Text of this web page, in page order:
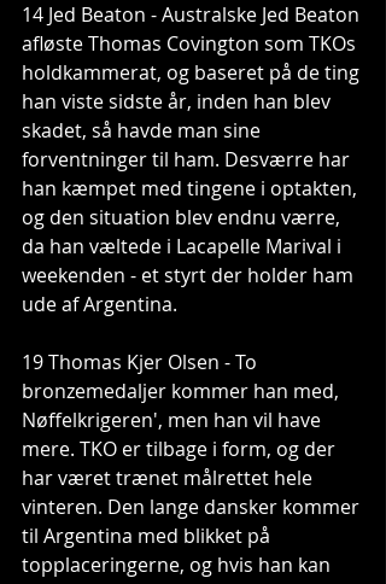
14 Jed Beaton - Australske Jed Beaton
afløste Thomas Covington som TKOs
holdkammerat, og baseret på de ting
han viste sidste år, inden han blev
skadet, så havde man sine
forventninger til ham. Desværre har
han kæmpet med tingene i optakten,
og den situation blev endnu værre,
da han væltede i Lacapelle Marival i
weekenden - et styrt der holder ham
ude af Argentina.
19 Thomas Kjer Olsen - To
bronzemedaljer kommer han med,
Nøffelkrigeren', men han vil have
mere. TKO er tilbage i form, og der
har været trænet målrettet hele
vinteren. Den lange dansker kommer
til Argentina med blikket på
topplaceringerne, og hvis han kan